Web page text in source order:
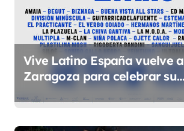
Vive Latino España vuelve a
Zaragoza para celebrar su
quinta edición el 4 y 5 de
septiembre en el Espacio
Expo